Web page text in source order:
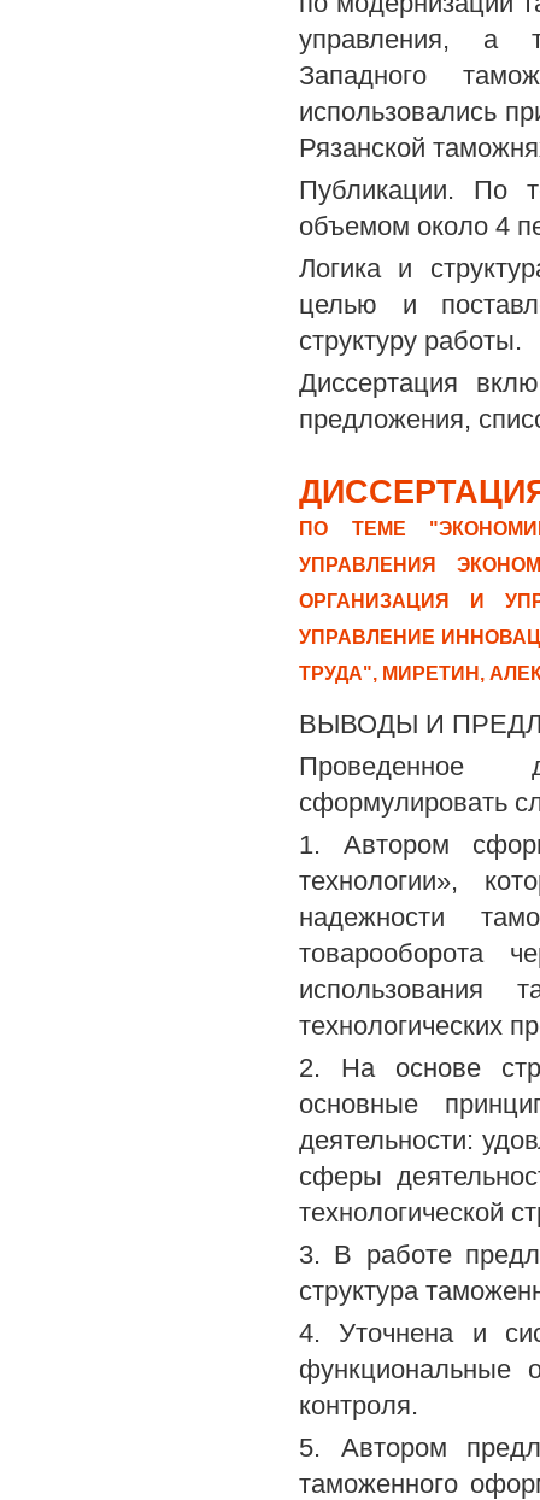
управления, а
Западного
использовались
Рязанской
Публикации. По
объемом около 4
Логика и
целью и
структуру работы.
Диссертация
предложения,
ПО ТЕМЕ
УПРАВЛЕНИЯ
ОРГАНИЗАЦИЯ И
УПРАВЛЕНИЕ
ТРУДА", МИРЕТИН,
ВЫВОДЫ И
Проведенное
сформулировать
1. Автором
технологии»,
надежности
товарооборота
использования
технологических
2. На основе
основные
деятельности:
сферы
технологической
3. В работе
структура
4. Уточнена и
функциональные
контроля.
5. Автором
таможенного